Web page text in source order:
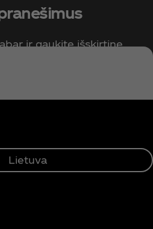
ir gaukite išskirtinę
su „Coca‑Cola“!
Lietuva